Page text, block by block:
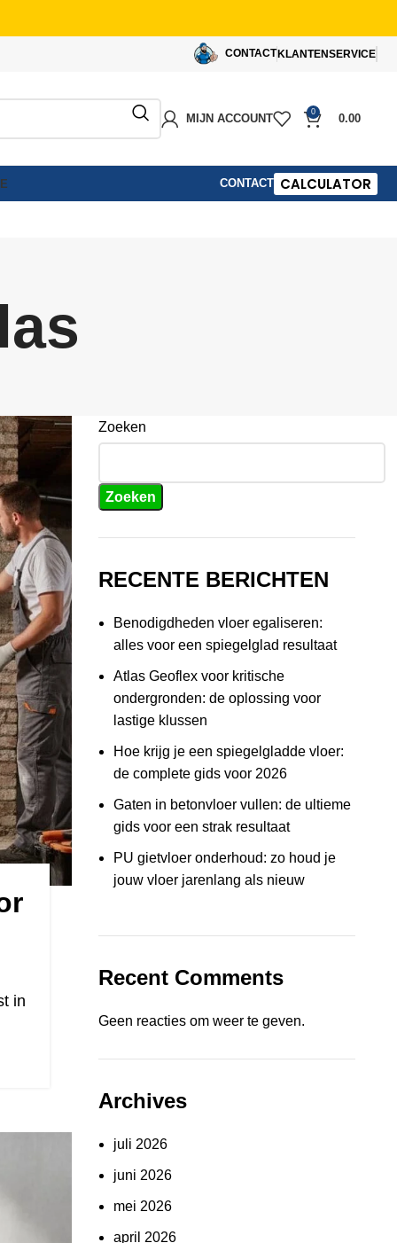
CONTACT KLANTENSERVICE
MIJN ACCOUNT
0
0.00
CONTACT CALCULATOR
in
Zoeken
Zoeken
RECENTE BERICHTEN
Benodigdheden vloer egaliseren:
alles voor een spiegelglad resultaat
Atlas Geoflex voor kritische
ondergronden: de oplossing voor
lastige klussen
Hoe krijg je een spiegelgladde vloer:
de complete gids voor 2026
Gaten in betonvloer vullen: de ultieme
gids voor een strak resultaat
PU gietvloer onderhoud: zo houd je
jouw vloer jarenlang als nieuw
Recent Comments
Geen reacties om weer te geven.
Archives
juli 2026
juni 2026
mei 2026
april 2026